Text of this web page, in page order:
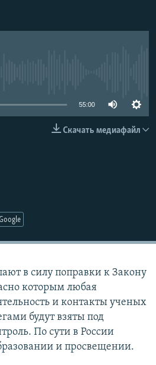
55:00
Скачать медиафайл
в силу поправки к Закону
которым любая
и контакты ученых
будут взяты под
По сути в России
и просвещении.